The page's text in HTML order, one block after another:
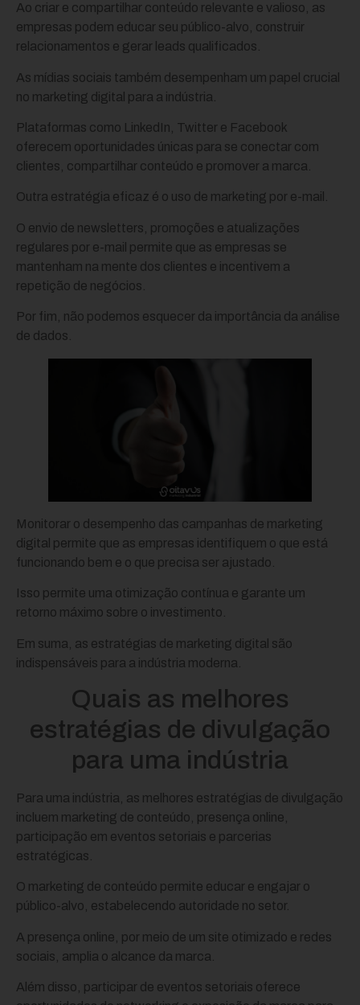
Ao criar e compartilhar conteúdo relevante e valioso, as
empresas podem educar seu público-alvo, construir
relacionamentos e gerar leads qualificados.
As mídias sociais também desempenham um papel crucial
no marketing digital para a indústria.
Plataformas como LinkedIn, Twitter e Facebook
oferecem oportunidades únicas para se conectar com
clientes, compartilhar conteúdo e promover a marca.
Outra estratégia eficaz é o uso de marketing por e-mail.
O envio de newsletters, promoções e atualizações
regulares por e-mail permite que as empresas se
mantenham na mente dos clientes e incentivem a
repetição de negócios.
Por fim, não podemos esquecer da importância da análise
de dados.
Monitorar o desempenho das campanhas de marketing
digital permite que as empresas identifiquem o que está
funcionando bem e o que precisa ser ajustado.
Isso permite uma otimização contínua e garante um
retorno máximo sobre o investimento.
Em suma, as estratégias de marketing digital são
indispensáveis para a indústria moderna.
Quais as melhores
estratégias de divulgação
para uma indústria
Para uma indústria, as melhores estratégias de divulgação
incluem marketing de conteúdo, presença online,
participação em eventos setoriais e parcerias
estratégicas.
O marketing de conteúdo permite educar e engajar o
público-alvo, estabelecendo autoridade no setor.
A presença online, por meio de um site otimizado e redes
sociais, amplia o alcance da marca.
Além disso, participar de eventos setoriais oferece